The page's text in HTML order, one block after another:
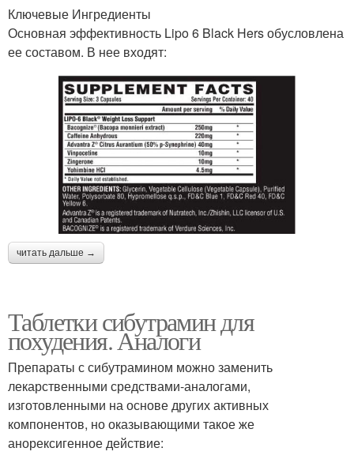
Ключевые Ингредиенты
Основная эффективность Lipo 6 Black Hers обусловлена
ее составом. В нее входят:
читать дальше →
Таблетки сибутрамин для
похудения. Аналоги
Препараты с сибутрамином можно заменить
лекарственными средствами-аналогами,
изготовленными на основе других активных
компонентов, но оказывающими такое же
анорексигенное действие: